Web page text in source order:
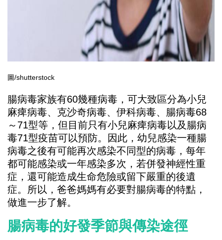
圖/shutterstock
腸病毒家族有60幾種病毒，可大致區分為小兒
麻痺病毒、克沙奇病毒、伊科病毒、腸病毒68
～71型等，但目前只有小兒麻痺病毒以及腸病
毒71型疫苗可以預防。因此，幼兒感染一種腸
病毒之後有可能再次感染不同型的病毒，每年
都可能感染或一年感染多次，若併發神經性重
症，還可能造成生命危險或留下嚴重的後遺
症。所以，爸爸媽媽有必要對腸病毒的特點，
做進一步了解。
腸病毒的好發季節與傳染途徑